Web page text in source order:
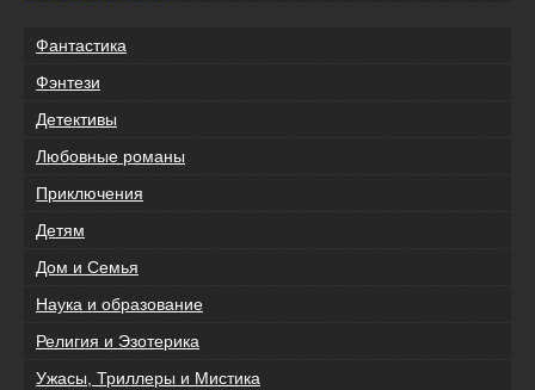
Фантастика
Фэнтези
Детективы
Любовные романы
Приключения
Детям
Дом и Семья
Наука и образование
Религия и Эзотерика
Ужасы, Триллеры и Мистика